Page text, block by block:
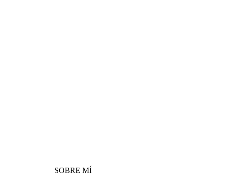
SOBRE MÍ